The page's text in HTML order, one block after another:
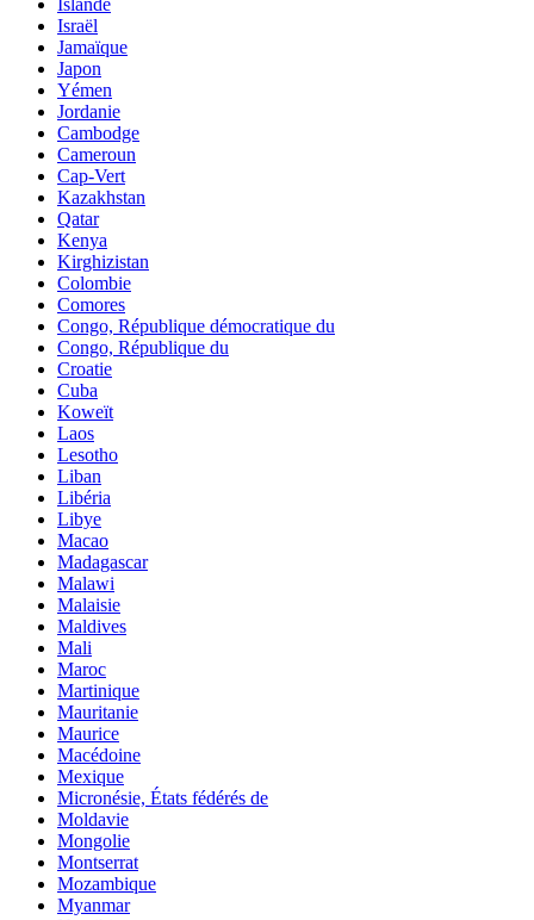
Israël
Jamaïque
Japon
Yémen
Jordanie
Cambodge
Cameroun
Cap-Vert
Kazakhstan
Qatar
Kenya
Kirghizistan
Colombie
Comores
Congo, République démocratique du
Congo, République du
Croatie
Cuba
Koweït
Laos
Lesotho
Liban
Libéria
Libye
Macao
Madagascar
Malawi
Malaisie
Maldives
Mali
Maroc
Martinique
Mauritanie
Maurice
Macédoine
Mexique
Micronésie, États fédérés de
Moldavie
Mongolie
Montserrat
Mozambique
Myanmar